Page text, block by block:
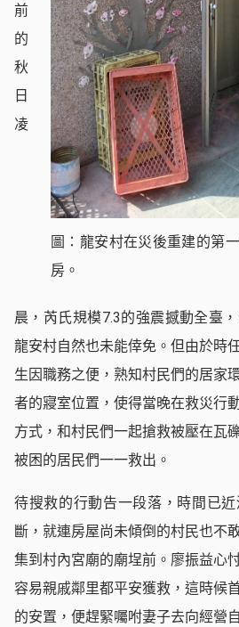
圖：龍安村在災後重建的第
房。
前
的
秋
日
凌
晨，芮氏規模7.3的強震撼動全臺
龍安村自然也未能倖免。但由於時
生因職務之便，熟知村民們的居家
者的寢室位置，使得當晚在救災行
方式，和村民們一起搶救被壓在瓦
被困的居民們一一救出。
待搜救的行動告一段落，時間已
斷，就連房屋尚未傾倒的村民也不
集到村內宮廟的廟埕前。廖振益心
容易親戚鄰里都平安獲救，這時候
的安置，便趕緊囑咐妻子去向經營